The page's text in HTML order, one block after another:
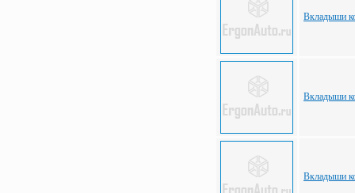
Вкладыши
Вкладыши
Вкладыши